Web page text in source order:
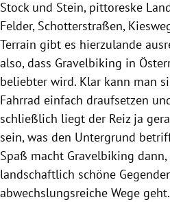
Stock und Stein, pittoreske
Felder, Schotterstraßen,
Terrain gibt es hierzulande
also, dass Gravelbiking in
beliebter wird. Klar kann man
Fahrrad einfach draufsetzen
schließlich liegt der Reiz ja
sein, was den Untergrund
Spaß macht Gravelbiking
landschaftlich schöne
abwechslungsreiche Wege